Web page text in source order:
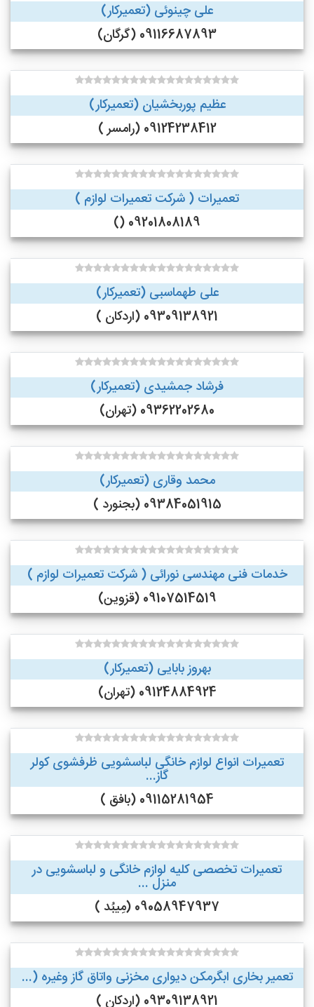
علی چینوئی (تعمیرکار)
09116687893 (گرگان)
عظیم پوربخشیان (تعمیرکار)
09124238412 (رامسر )
تعمیرات ( شرکت تعمیرات لوازم )
09201808189 ()
علی طهماسبی (تعمیرکار)
09309138921 (اردکان )
فرشاد جمشیدی (تعمیرکار)
09362202680 (تهران)
محمد وقاری (تعمیرکار)
09384051915 (بجنورد )
خدمات فنی مهندسی نورائی ( شرکت تعمیرات لوازم )
09107514519 (قزوین)
بهروز بابایی (تعمیرکار)
09124884924 (تهران)
تعمیرات انواع لوازم خانگی لباسشویی ظرفشوی کولر
گاز...
09115281954 (بافق )
تعمیرات تخصصی کلیه لوازم خانگی و لباسشویی در
منزل ...
09058947937 (مِیبُد )
تعمیر بخاری ابگرمکن دیواری مخزنی واتاق گاز وغیره (...
09309138921 (اردکان )